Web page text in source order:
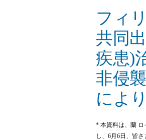
フィ
共同
疾患)
非侵
によ
* 本資料は、蘭 ロ
し、6月6日、皆